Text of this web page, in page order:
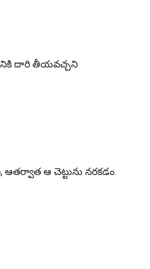
దారి తీయవచ్చని
ఆ చెట్టును నరకడం.